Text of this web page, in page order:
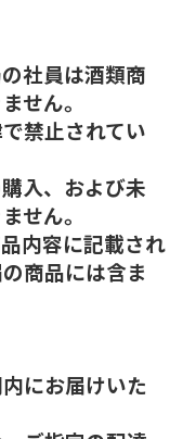
社員は酒類商
せん。
禁止されてい
入、および未
せん。
内容に記載され
商品には含ま
にお届けいた